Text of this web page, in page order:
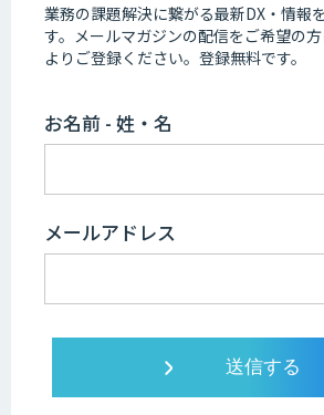
業務の課題解決に繋がる最新DX・情報
す。 メールマガジンの配信をご希望の
よりご登録ください。登録無料です。
お名前 - 姓・名
メールアドレス